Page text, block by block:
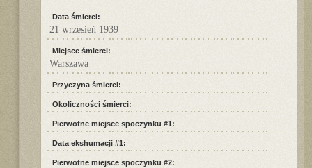
Data śmierci:
21 wrzesień 1939
Miejsce śmierci:
Warszawa
Przyczyna śmierci:
Okoliczności śmierci:
Pierwotne miejsce spoczynku #1:
Data ekshumacji #1:
Pierwotne miejsce spoczynku #2: